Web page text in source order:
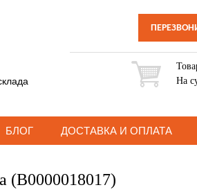
На
БЛОГ ДОСТАВКА И ОПЛАТА
(В0000018017)